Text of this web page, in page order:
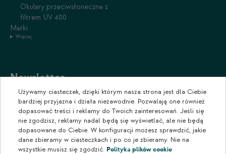
Okulary przeciwsłoneczne z
filtrem UV 400
Marki
Więcej
Newsletter
Zapisz się do naszego newslettera, aby otrzymywać informacje o
promocjach i nowościach w naszym sklepie.
Używamy ciasteczek, dzięki którym nasza strona jest dla Ciebie
bardziej przyjazna i działa niezawodnie. Pozwalają one również
dopasować treści i reklamy do Twoich zainteresowań. Jeśli się
nie zgodzisz, reklamy nadal będą się wyświetlać, ale nie będą
dopasowane do Ciebie. W konfiguracji możesz sprawdzić, jakie
dane zbieramy w ciasteczkach i po co je zbieramy. Nie na
wszystkie musisz się zgodzić. Polityka plików cookie